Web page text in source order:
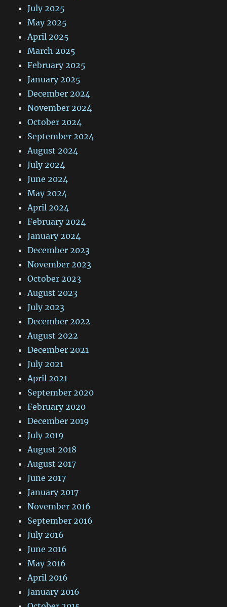
July 2025
May 2025
April 2025
March 2025
February 2025
January 2025
December 2024
November 2024
October 2024
September 2024
August 2024
July 2024
June 2024
May 2024
April 2024
February 2024
January 2024
December 2023
November 2023
October 2023
August 2023
July 2023
December 2022
August 2022
December 2021
July 2021
April 2021
September 2020
February 2020
December 2019
July 2019
August 2018
August 2017
June 2017
January 2017
November 2016
September 2016
July 2016
June 2016
May 2016
April 2016
January 2016